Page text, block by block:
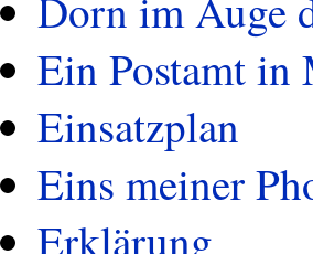
Ein Postamt in
Einsatzplan
Eins meiner
Erklärung